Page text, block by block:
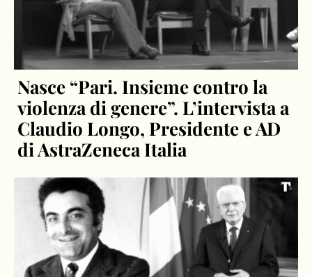
Nasce “Pari. Insieme contro la
violenza di genere”. L’intervista a
Claudio Longo, Presidente e AD
di AstraZeneca Italia